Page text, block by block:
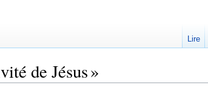
de Jésus »
Lire